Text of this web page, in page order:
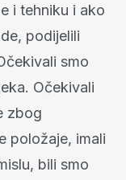
i tehniku i ako
podijelili
smo
Očekivali
zbog
položaje, imali
bili smo